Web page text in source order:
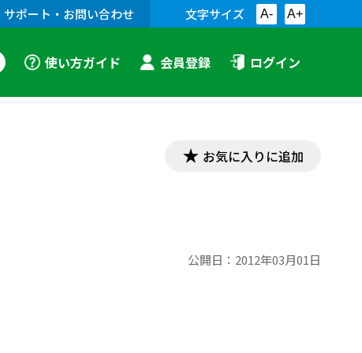
サポート・お問い合わせ 文字サイズ A- A+
使い方ガイド 会員登録 ログイン
お気に入りに追加
公開日： 2012年03月01日